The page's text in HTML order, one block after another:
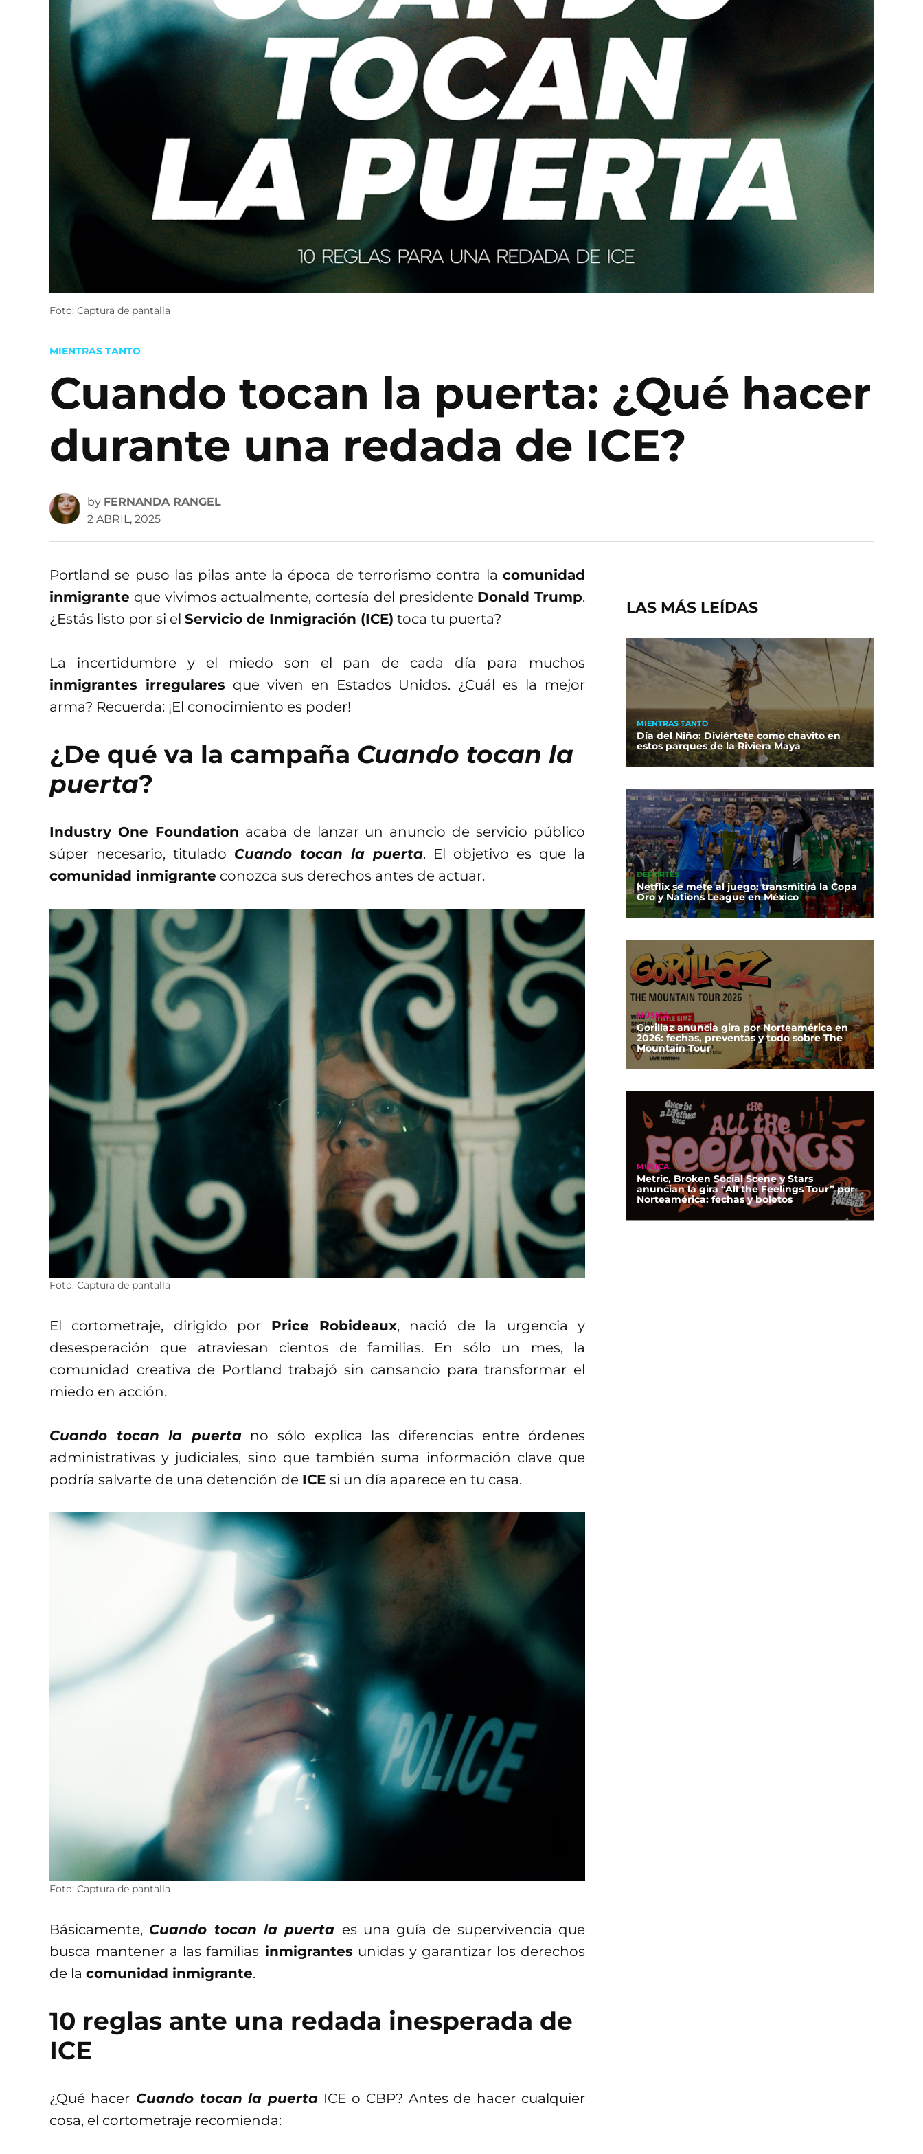
Foto: Captura de pantalla
POSTED
MIENTRAS TANTO
Cuando tocan la puerta: ¿Qué hacer
durante una redada de ICE?
by FERNANDA RANGEL
2 ABRIL, 2025
Portland se puso las pilas ante la época de terrorismo contra la comunidad
inmigrante que vivimos actualmente, cortesía del presidente Donald Trump.
¿Estás listo por si el Servicio de Inmigración (ICE) toca tu puerta?
La incertidumbre y el miedo son el pan de cada día para muchos
inmigrantes irregularesque viven en Estados Unidos. ¿Cuál es la mejor
arma? Recuerda: ¡El conocimiento es poder!
¿De qué va la campaña Cuando tocan la
puerta?
Industry One Foundation acaba de lanzar un anuncio de servicio público
súper necesario, titulado Cuando tocan la puerta. El objetivo es que la
comunidad inmigrante conozca sus derechos antes de actuar.
Foto: Captura de pantalla
El cortometraje, dirigido por Price Robideaux, nació de la urgencia y
desesperación que atraviesan cientos de familias. En sólo un mes, la
comunidad creativa de Portland trabajó sin cansancio para transformar el
miedo en acción.
Cuando tocan la puertano sólo explica las diferencias entre órdenes
administrativas y judiciales, sino que también suma información clave que
podría salvarte de una detención de ICE si un día aparece en tu casa.
Foto: Captura de pantalla
Básicamente, Cuando tocan la puerta es una guía de supervivencia que
busca mantener a las familias inmigrantesunidas y garantizar los derechos
de la comunidad inmigrante.
10 reglas ante una redada inesperada de
ICE
¿Qué hacer Cuando tocan la puerta ICE o CBP? Antes de hacer cualquier
cosa, el cortometraje recomienda:
LAS MÁS LEÍDAS
MIENTRAS TANTO
Día del Niño: Diviértete como chavito en
estos parques de la Riviera Maya
DEPORTES
Netflix se mete al juego: transmitirá la Copa
Oro y Nations League en México
MÚSICA
Gorillaz anuncia gira por Norteamérica en
2026: fechas, preventas y todo sobre The
Mountain Tour
MÚSICA
Metric, Broken Social Scene y Stars
anuncian la gira “All the Feelings Tour” por
Norteamérica: fechas y boletos